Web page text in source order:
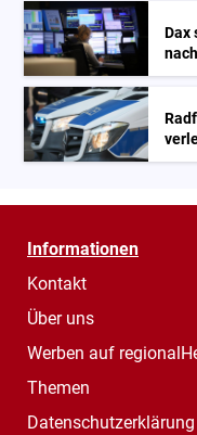
Dax
Informationen
Kontakt
Über uns
Werben auf
Themen
Datenschutzerklärung